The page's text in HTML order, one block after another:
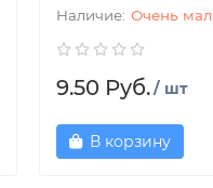
Очень
9.50 Руб./ шт
В корзину